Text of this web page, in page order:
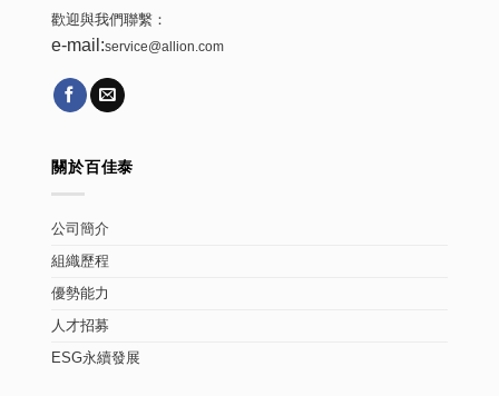
歡迎與我們聯繫：
e-mail:service@allion.com
關於百佳泰
公司簡介
組織歷程
優勢能力
人才招募
ESG永續發展